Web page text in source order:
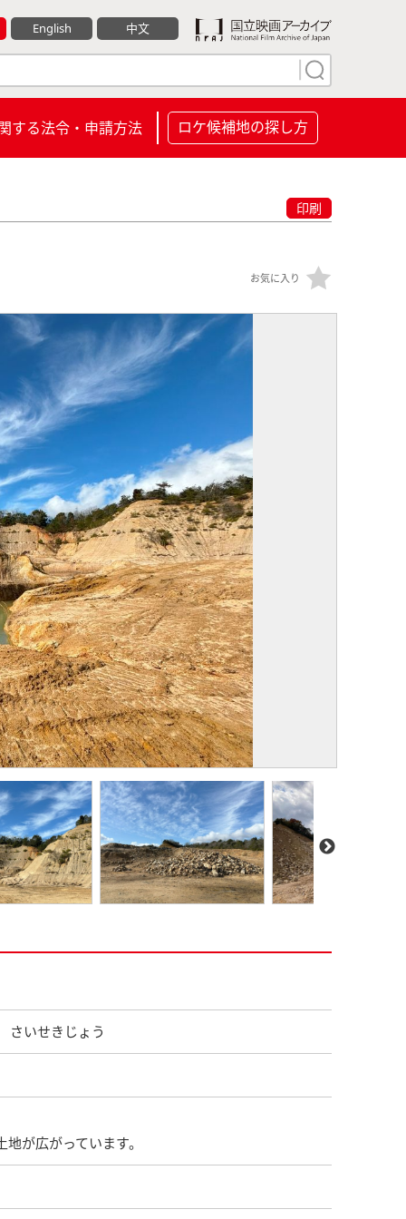
English 中文
する法令・申請方法 ロケ候補地の探し方
印刷
お気に入り
さいせきじょう
が広がっています。